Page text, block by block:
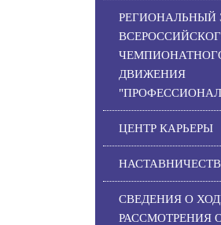
РЕГИОНАЛЬНЫЙ
ДВИЖЕНИЯ
ЦЕНТР КАРЬЕРЫ
СВЕДЕНИЯ О
РАССМОТРЕНИЯ